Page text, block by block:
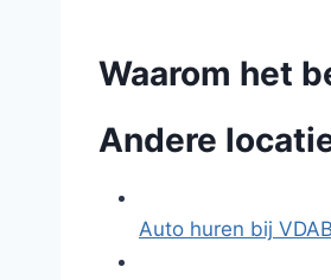
Waarom het
Andere
Auto huren bij